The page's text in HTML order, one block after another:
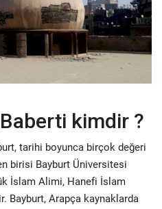
kimdir ?
tarihi boyunca birçok değeri
birisi Bayburt Üniversitesi
İslam Alimi, Hanefi İslam
Bayburt, Arapça kaynaklarda